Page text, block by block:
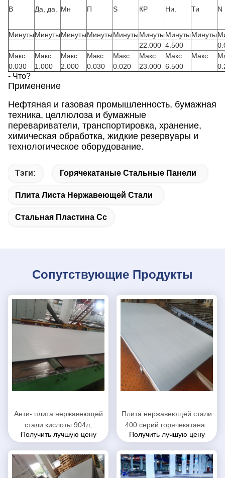
В Да, да. Мн П S КР Ни. Ти N
МинутыМинутыМинутыМинутыМинутыМинутыМинутыМинуты
22.000 4.500
Макс
Макс Макс Макс Макс Макс Макс Макс
0.030
1.000 2.000 0.030 0.020 23.000 6.500
- Что?
Применение
Нефтяная и газовая промышленность, бумажная
техника, целлюлоза и бумажные
перевариватели, транспортировка, хранение,
химическая обработка, жидкие резервуары и
технологическое оборудование.
Тэги: Горячекатаные Стальные Панели
Плита Листа Нержавеющей Стали
Стальная Пластина Сс
Сопутствующие Продукты
Анти- плита нержавеющей
стали кислоты 904л,
стальная пластина СС для
Получить лучшую цену
Плита нержавеющей стали
400 серий горячекатаная
толщина 0.1мм до 150мм
Получить лучшую цену